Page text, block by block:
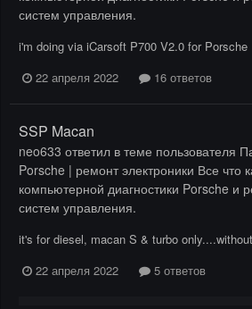
систем управления.
i'm doing via iCarsoft P700 V2.0 for Porsche
22 апреля 2022
16 ответов
SSP Macan
neo633 ответил в теме пользователя
Porsche | ремонт электроники Все что
компьютерной диагностики Porsche и
систем управления.
it's for diesel, macan S & turbo
22 апреля 2022
5 ответов